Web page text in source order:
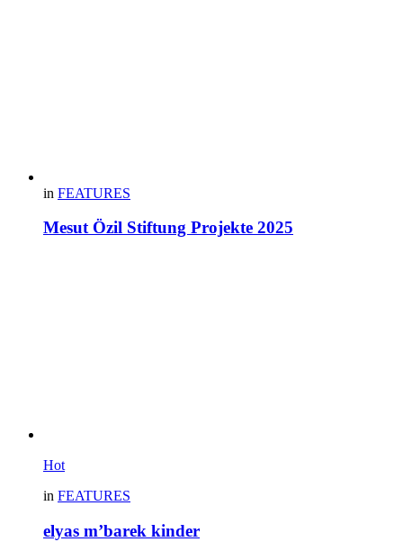
in FEATURES
Mesut Özil Stiftung Projekte 2025
Hot
in FEATURES
elyas m’barek kinder